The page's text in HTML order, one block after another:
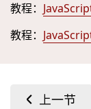
教程：
教程：